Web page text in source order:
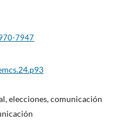
7947
elecciones, comunicación